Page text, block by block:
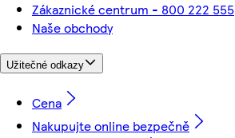
Zákaznické centrum - 800 222 555
Naše obchody
Užitečné odkazy
Cena
Nakupujte online bezpečně